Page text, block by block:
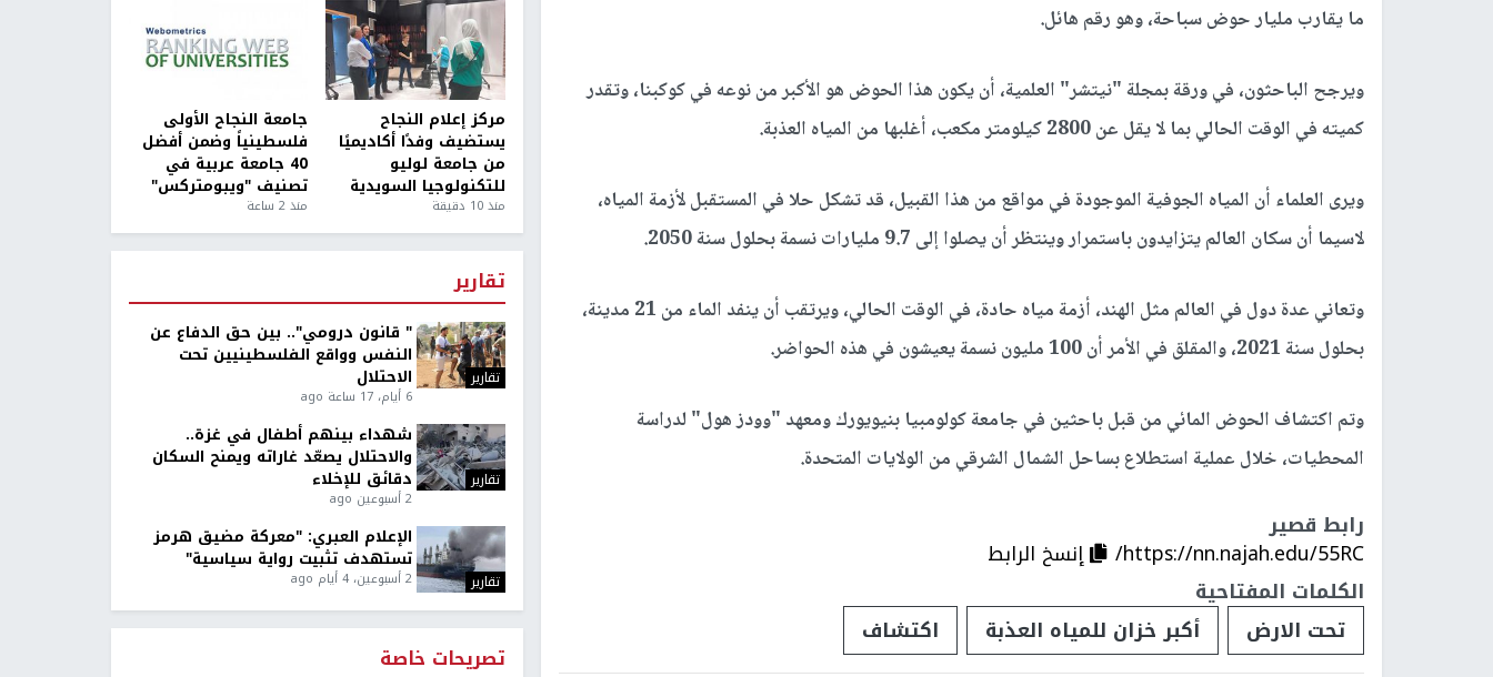
ما يقارب مليار حوض سباحة، وهو رقم هائل.
ويرجح الباحثون، في ورقة بمجلة "نيتشر" العلمية، أن يكون هذا الحوض هو الأكبر من نوعه في كوكبنا، وتقدر
كميته في الوقت الحالي بما لا يقل عن 2800 كيلومتر مكعب، أغلبها من المياه العذبة.
ويرى العلماء أن المياه الجوفية الموجودة في مواقع من هذا القبيل، قد تشكل حلا في المستقبل لأزمة المياه،
لاسيما أن سكان العالم يتزايدون باستمرار وينتظر أن يصلوا إلى 9.7 مليارات نسمة بحلول سنة 2050.
وتعاني عدة دول في العالم مثل الهند، أزمة مياه حادة، في الوقت الحالي، ويرتقب أن ينفد الماء من 21 مدينة،
بحلول سنة 2021، والمقلق في الأمر أن 100 مليون نسمة يعيشون في هذه الحواضر.
وتم اكتشاف الحوض المائي من قبل باحثين في جامعة كولومبيا بنيويورك ومعهد "وودز هول" لدراسة
المحطيات، خلال عملية استطلاع بساحل الشمال الشرقي من الولايات المتحدة.
رابط قصير
https://nn.najah.edu/55RC/
إنسخ الرابط
الكلمات المفتاحية
تحت الارض
أكبر خزان للمياه العذبة اكتشاف
مركز إعلام النجاح
يستضيف وفدًا أكاديميًا
من جامعة لوليو
للتكنولوجيا السويدية
منذ 10 دقيقة
جامعة النجاح الأولى
فلسطينياً وضمن أفضل
40 جامعة عربية في
تصنيف "ويبومتركس"
منذ 2 ساعة
تقارير
تقارير
" قانون درومي".. بين حق الدفاع عن
النفس وواقع الفلسطينيين تحت
الاحتلال
6 أيام، 17 ساعة ago
تقارير
شهداء بينهم أطفال في غزة..
والاحتلال يصعّد غاراته ويمنح السكان
دقائق للإخلاء
2 أسبوعين ago
تقارير
الإعلام العبري: "معركة مضيق هرمز
تستهدف تثبيت رواية سياسية"
2 أسبوعين، 4 أيام ago
تصريحات خاصة